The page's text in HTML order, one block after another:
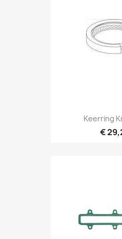
Keerring
€